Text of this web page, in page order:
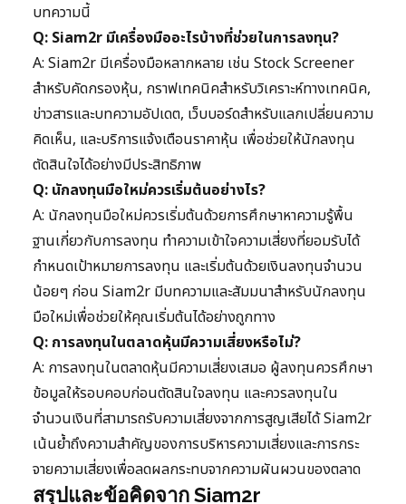
บทความนี้
Q: Siam2r มีเครื่องมืออะไรบ้างที่ช่วยในการลงทุน?
A: Siam2r มีเครื่องมือหลากหลาย เช่น Stock Screener
สำหรับคัดกรองหุ้น, กราฟเทคนิคสำหรับวิเคราะห์ทางเทคนิค,
ข่าวสารและบทความอัปเดต, เว็บบอร์ดสำหรับแลกเปลี่ยนความ
คิดเห็น, และบริการแจ้งเตือนราคาหุ้น เพื่อช่วยให้นักลงทุน
ตัดสินใจได้อย่างมีประสิทธิภาพ
Q: นักลงทุนมือใหม่ควรเริ่มต้นอย่างไร?
A: นักลงทุนมือใหม่ควรเริ่มต้นด้วยการศึกษาหาความรู้พื้น
ฐานเกี่ยวกับการลงทุน ทำความเข้าใจความเสี่ยงที่ยอมรับได้
กำหนดเป้าหมายการลงทุน และเริ่มต้นด้วยเงินลงทุนจำนวน
น้อยๆ ก่อน Siam2r มีบทความและสัมมนาสำหรับนักลงทุน
มือใหม่เพื่อช่วยให้คุณเริ่มต้นได้อย่างถูกทาง
Q: การลงทุนในตลาดหุ้นมีความเสี่ยงหรือไม่?
A: การลงทุนในตลาดหุ้นมีความเสี่ยงเสมอ ผู้ลงทุนควรศึกษา
ข้อมูลให้รอบคอบก่อนตัดสินใจลงทุน และควรลงทุนใน
จำนวนเงินที่สามารถรับความเสี่ยงจากการสูญเสียได้ Siam2r
เน้นย้ำถึงความสำคัญของการบริหารความเสี่ยงและการกระ
จายความเสี่ยงเพื่อลดผลกระทบจากความผันผวนของตลาด
สรุปและข้อคิดจาก Siam2r